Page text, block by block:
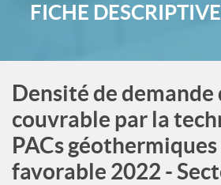
FICHE DESCRIPTIVE
Densité de demande
couvrable par la
PACs
favorable 2022 -